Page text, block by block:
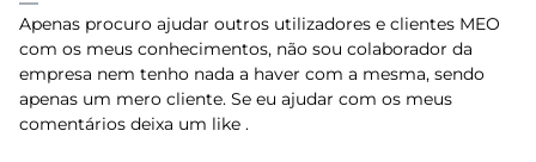
Apenas procuro ajudar outros utilizadores e clientes MEO
com os meus conhecimentos, não sou colaborador da
empresa nem tenho nada a haver com a mesma, sendo
apenas um mero cliente. Se eu ajudar com os meus
comentários deixa um like .